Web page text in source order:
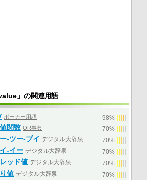
value」の関連用語
ポーカー用語 98%
関数 OR事典 70%
‐ツー‐ブイ デジタル大辞泉 70%
‐イー デジタル大辞泉 70%
ッド値 デジタル大辞泉 70%
値 デジタル大辞泉 70%